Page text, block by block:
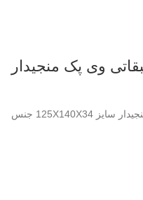
chevron rod seal پکینگ طبقاتی وی پک منجیدار سایز 125X140X34 جنس